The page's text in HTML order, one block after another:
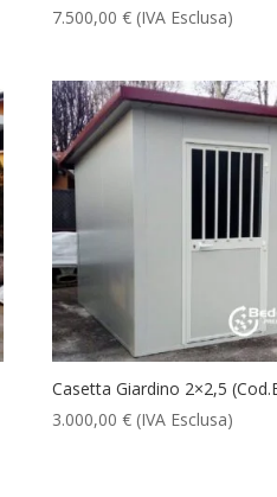
7.500,00€ (IVA Esclusa)
Casetta Giardino 2×2,5
3.000,00€ (IVA Esclusa)